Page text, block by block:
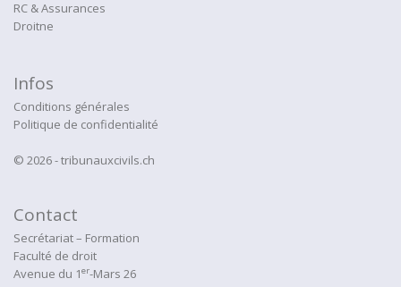
RC & Assurances
Droitne
Infos
Conditions générales
Politique de confidentialité
© 2026 - tribunauxcivils.ch
Contact
Secrétariat – Formation
Faculté de droit
Avenue du 1er-Mars 26